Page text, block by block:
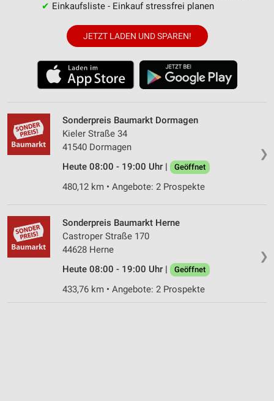
✔ Einkaufsliste - Einkauf stressfrei planen
JETZT LADEN UND SPAREN!
❯
Sonderpreis Baumarkt Dormagen
Kieler Straße 34
41540 Dormagen
Heute 08:00 - 19:00 Uhr |
Geöffnet
480,12 km • Angebote: 2 Prospekte
❯
Sonderpreis Baumarkt Herne
Castroper Straße 170
44628 Herne
Heute 08:00 - 19:00 Uhr |
Geöffnet
433,76 km • Angebote: 2 Prospekte